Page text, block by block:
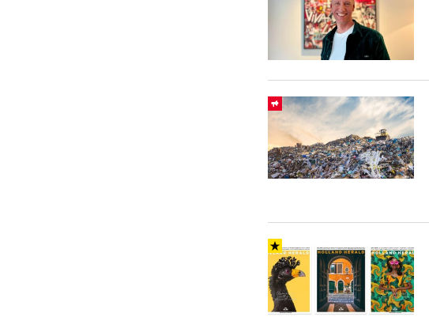
Gedragsverandering
Influencer marketing
Martech